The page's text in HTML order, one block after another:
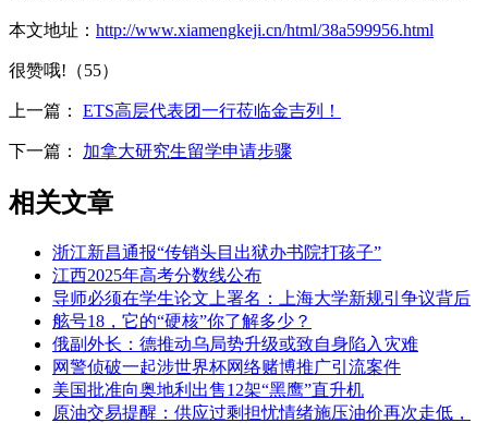
本文地址： http://www.xiamengkeji.cn/html/38a599956.html
很赞哦!（55）
上一篇： ETS高层代表团一行莅临金吉列！
下一篇： 加拿大研究生留学申请步骤
相关文章
浙江新昌通报“传销头目出狱办书院打孩子”
江西2025年高考分数线公布
导师必须在学生论文上署名：上海大学新规引争议背后
舷号18，它的“硬核”你了解多少？
俄副外长：德推动乌局势升级或致自身陷入灾难
网警侦破一起涉世界杯网络赌博推广引流案件
美国批准向奥地利出售12架“黑鹰”直升机
原油交易提醒：供应过剩担忧情绪施压油价再次走低，